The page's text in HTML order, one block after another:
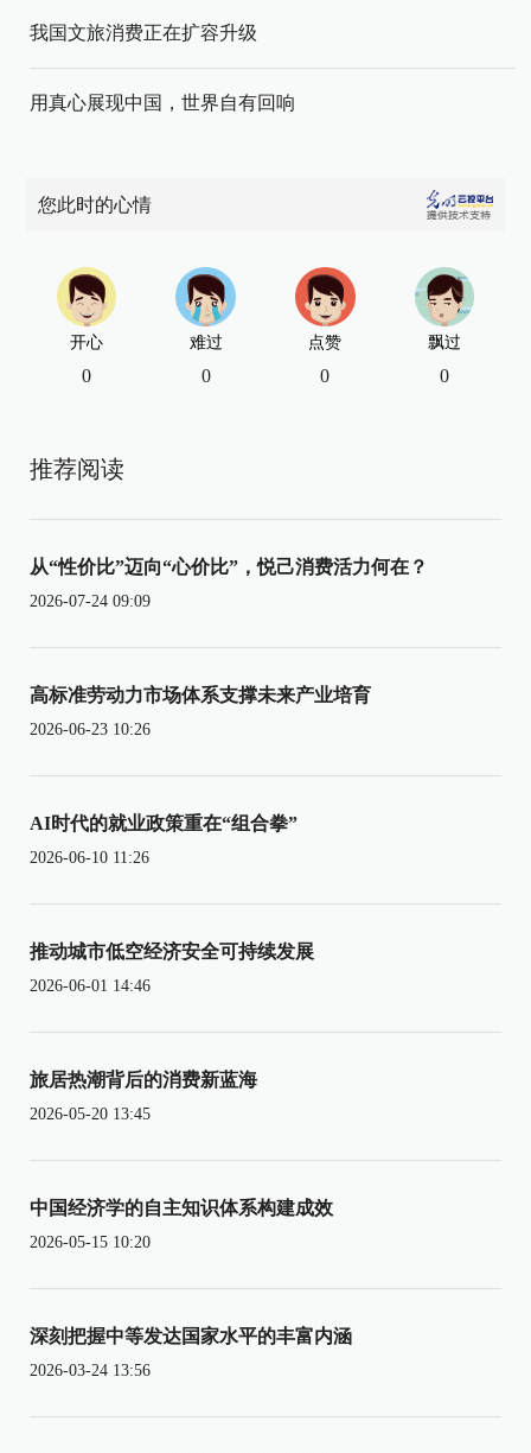
我国文旅消费正在扩容升级
用真心展现中国，世界自有回响
您此时的心情
开心
0
难过
0
点赞
0
飘过
0
推荐阅读
从“性价比”迈向“心价比”，悦己消费活力何在？
2026-07-24 09:09
高标准劳动力市场体系支撑未来产业培育
2026-06-23 10:26
AI时代的就业政策重在“组合拳”
2026-06-10 11:26
推动城市低空经济安全可持续发展
2026-06-01 14:46
旅居热潮背后的消费新蓝海
2026-05-20 13:45
中国经济学的自主知识体系构建成效
2026-05-15 10:20
深刻把握中等发达国家水平的丰富内涵
2026-03-24 13:56